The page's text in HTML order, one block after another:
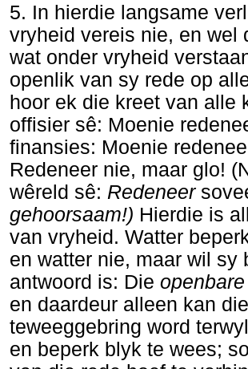
5. In hierdie langsame
vryheid vereis nie, en wel
wat onder vryheid
openlik van sy rede op
hoor ek die kreet van alle
offisier sê: Moenie
finansies: Moenie
Redeneer nie, maar glo!
wêreld sê: Redeneer
gehoorsaam!) Hierdie is
van vryheid. Watter
en watter nie, maar wil sy
antwoord is: Die
en daardeur alleen kan
teweeggebring word
en beperk blyk te wees;